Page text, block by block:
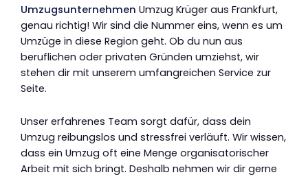
Umzugsunternehmen Umzug Krüger aus Frankfurt,
genau richtig! Wir sind die Nummer eins, wenn es um
Umzüge in diese Region geht. Ob du nun aus
beruflichen oder privaten Gründen umziehst, wir
stehen dir mit unserem umfangreichen Service zur
Seite.
Unser erfahrenes Team sorgt dafür, dass dein
Umzug reibungslos und stressfrei verläuft. Wir wissen,
dass ein Umzug oft eine Menge organisatorischer
Arbeit mit sich bringt. Deshalb nehmen wir dir gerne